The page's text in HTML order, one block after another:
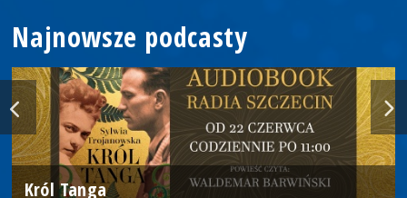
Najnowsze podcasty
Król Tanga